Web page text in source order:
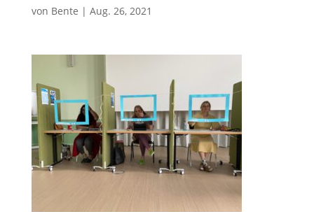
von Bente | Aug. 26, 2021